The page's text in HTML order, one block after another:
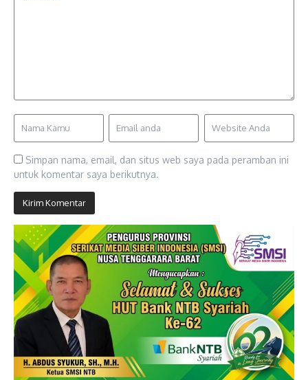
Simpan nama, email, dan situs web saya pada peramban ini
untuk komentar saya berikutnya.